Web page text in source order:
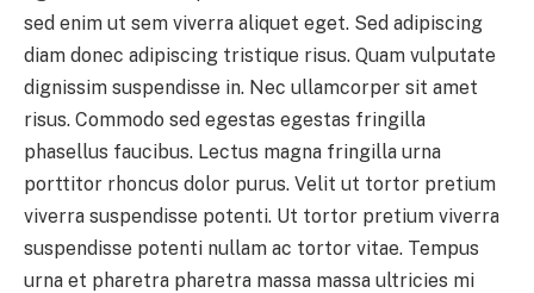
sed enim ut sem viverra aliquet eget. Sed adipiscing
diam donec adipiscing tristique risus. Quam vulputate
dignissim suspendisse in. Nec ullamcorper sit amet
risus. Commodo sed egestas egestas fringilla
phasellus faucibus. Lectus magna fringilla urna
porttitor rhoncus dolor purus. Velit ut tortor pretium
viverra suspendisse potenti. Ut tortor pretium viverra
suspendisse potenti nullam ac tortor vitae. Tempus
urna et pharetra pharetra massa massa ultricies mi